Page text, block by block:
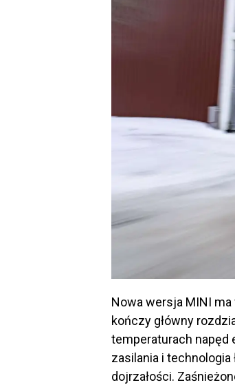
Nowa wersja MINI
kończy główny
temperaturach napęd
zasilania i
dojrzałości.